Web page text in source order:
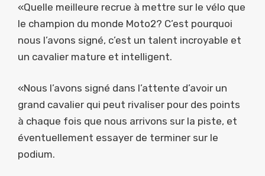
«Quelle meilleure recrue à mettre sur le vélo que
le champion du monde Moto2? C’est pourquoi
nous l’avons signé, c’est un talent incroyable et
un cavalier mature et intelligent.
«Nous l’avons signé dans l’attente d’avoir un
grand cavalier qui peut rivaliser pour des points
à chaque fois que nous arrivons sur la piste, et
éventuellement essayer de terminer sur le
podium.